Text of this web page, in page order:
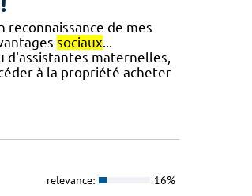
de mes
sociaux...
d'assistantes maternelles,
à la propriété acheter
relevance: 16%